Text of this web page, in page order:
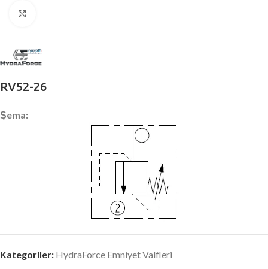
RV52-26
Şema:
Kategoriler: HydraForce Emniyet Valfleri